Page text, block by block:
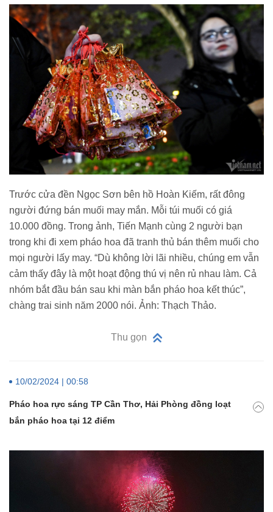
Trước cửa đền Ngọc Sơn bên hồ Hoàn Kiếm, rất đông
người đứng bán muối may mắn. Mỗi túi muối có giá
10.000 đồng. Trong ảnh, Tiến Mạnh cùng 2 người bạn
trong khi đi xem pháo hoa đã tranh thủ bán thêm muối cho
mọi người lấy may. “Dù không lời lãi nhiều, chúng em vẫn
cảm thấy đây là một hoạt động thú vị nên rủ nhau làm. Cả
nhóm bắt đầu bán sau khi màn bắn pháo hoa kết thúc”,
chàng trai sinh năm 2000 nói. Ảnh: Thạch Thảo.
Thu gọn
10/02/2024 | 00:58
Pháo hoa rực sáng TP Cần Thơ, Hải Phòng đồng loạt
bắn pháo hoa tại 12 điểm